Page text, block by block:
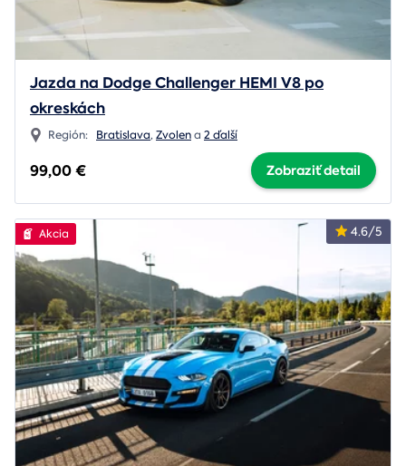
Jazda na Dodge Challenger HEMI V8 po
okreskách
Región: Bratislava,Zvolena 2 ďalší
99,00 € Zobraziť detail
4.6/5
Akcia